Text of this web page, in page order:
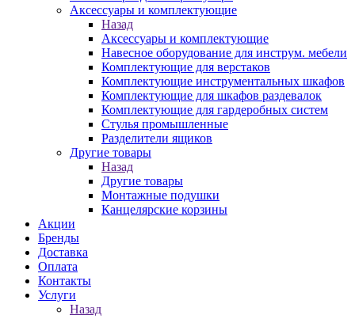
Аксессуары и комплектующие
Назад
Аксессуары и комплектующие
Навесное оборудование для инструм. мебели
Комплектующие для верстаков
Комплектующие инструментальных шкафов
Комплектующие для шкафов раздевалок
Комплектующие для гардеробных систем
Стулья промышленные
Разделители ящиков
Другие товары
Назад
Другие товары
Монтажные подушки
Канцелярские корзины
Акции
Бренды
Доставка
Оплата
Контакты
Услуги
Назад